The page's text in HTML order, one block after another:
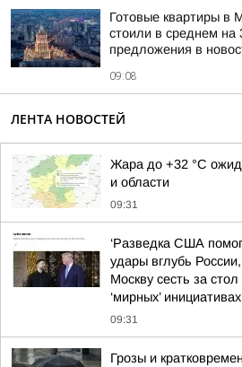
Готовые квартиры в
стоили в среднем
предложения в
09:08
ЛЕНТА НОВОСТЕЙ
Жара до +32 °С
и области
09:31
‘Разведка США
удары вглубь
Москву сесть за
‘мирных’
09:31
Грозы и